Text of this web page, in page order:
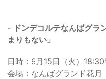
- ドンデコルテなんばグラ
まりもない」
日時：9月15日（火）
会場：なんばグランド花月